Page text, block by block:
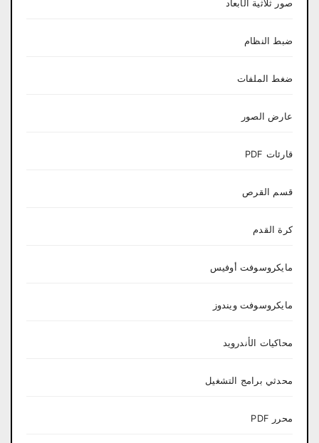
صور ثلاثية الأبعاد
ضبط النظام
ضغط الملفات
عارض الصور
قارئات PDF
قسم القرص
كرة القدم
مايكروسوفت أوفيس
مايكروسوفت ويندوز
محاكيات الأندرويد
محدثي برامج التشغيل
محرر PDF